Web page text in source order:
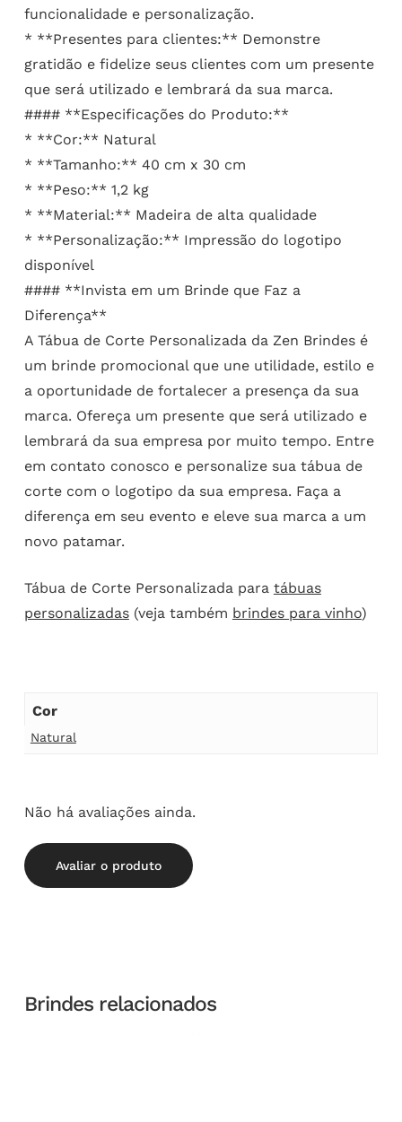
funcionalidade e personalização.
* **Presentes para clientes:** Demonstre
gratidão e fidelize seus clientes com um presente
que será utilizado e lembrará da sua marca.
#### **Especificações do Produto:**
* **Cor:** Natural
* **Tamanho:** 40 cm x 30 cm
* **Peso:** 1,2 kg
* **Material:** Madeira de alta qualidade
* **Personalização:** Impressão do logotipo
disponível
#### **Invista em um Brinde que Faz a
Diferença**
A Tábua de Corte Personalizada da Zen Brindes é
um brinde promocional que une utilidade, estilo e
a oportunidade de fortalecer a presença da sua
marca. Ofereça um presente que será utilizado e
lembrará da sua empresa por muito tempo. Entre
em contato conosco e personalize sua tábua de
corte com o logotipo da sua empresa. Faça a
diferença em seu evento e eleve sua marca a um
novo patamar.
Tábua de Corte Personalizada para tábuas
personalizadas(veja também brindes para vinho)
Cor
Natural
Não há avaliações ainda.
Avaliar o produto
Brindes relacionados